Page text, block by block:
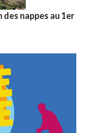
nappes au 1er